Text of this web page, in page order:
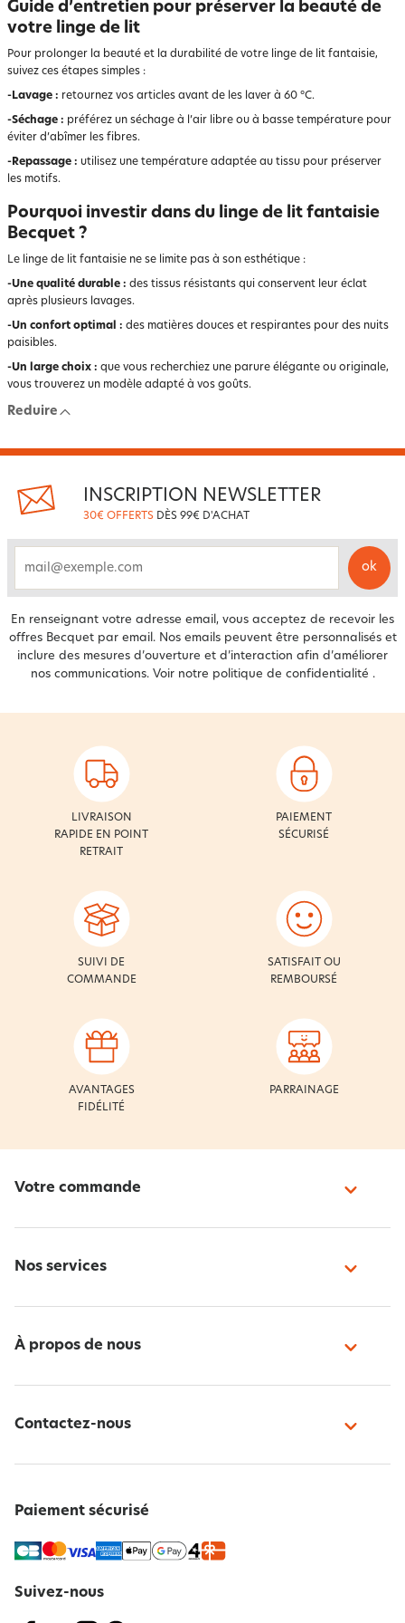
Guide d’entretien pour préserver la beauté de
votre linge de lit
Pour prolonger la beauté et la durabilité de votre linge de lit fantaisie,
suivez ces étapes simples :
-Lavage : retournez vos articles avant de les laver à 60 °C.
-Séchage : préférez un séchage à l’air libre ou à basse température pour
éviter d’abîmer les fibres.
-Repassage : utilisez une température adaptée au tissu pour préserver
les motifs.
Pourquoi investir dans du linge de lit fantaisie
Becquet ?
Le linge de lit fantaisie ne se limite pas à son esthétique :
-Une qualité durable : des tissus résistants qui conservent leur éclat
après plusieurs lavages.
-Un confort optimal : des matières douces et respirantes pour des nuits
paisibles.
-Un large choix : que vous recherchiez une parure élégante ou originale,
vous trouverez un modèle adapté à vos goûts.
Reduire
INSCRIPTION NEWSLETTER
30€ OFFERTS DÈS 99€ D'ACHAT
ok
En renseignant votre adresse email, vous acceptez de recevoir les
offres Becquet par email. Nos emails peuvent être personnalisés et
inclure des mesures d’ouverture et d’interaction afin d’améliorer
nos communications. Voir notre politique de confidentialité .
LIVRAISON
RAPIDE EN POINT
RETRAIT
PAIEMENT
SÉCURISÉ
SUIVI DE
COMMANDE
SATISFAIT OU
REMBOURSÉ
AVANTAGES
FIDÉLITÉ
PARRAINAGE
Votre commande
Nos services
À propos de nous
Contactez-nous
Paiement sécurisé
Suivez-nous